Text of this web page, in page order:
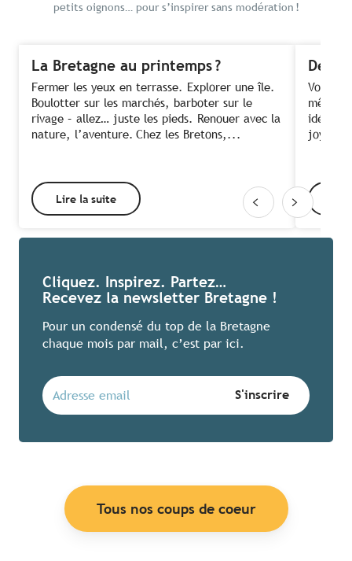
petits oignons… pour s’inspirer sans modération !
La Bretagne au printemps ?
Fermer les yeux en terrasse. Explorer une île.
Boulotter sur les marchés, barboter sur le
rivage – allez… juste les pieds. Renouer avec la
nature, l’aventure. Chez les Bretons,...
Lire la suite
Des
Voir
même
idée !
Cliquez. Inspirez. Partez…
Recevez la newsletter Bretagne !
Pour un condensé du top de la Bretagne
chaque mois par mail, c’est par ici.
Tous nos coups de coeur